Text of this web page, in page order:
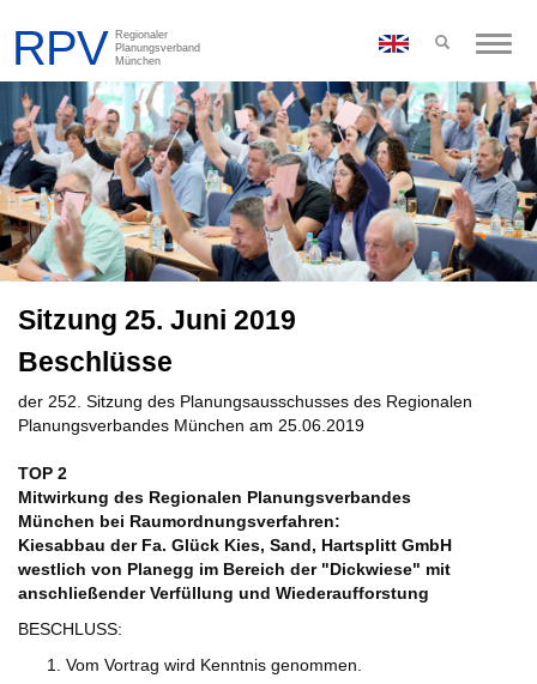
Toggle
Sitzung 25. Juni 2019
Beschlüsse
der 252. Sitzung des Planungsausschusses des Regionalen
Planungsverbandes München am 25.06.2019
TOP 2
Mitwirkung des Regionalen Planungsverbandes
München bei Raumordnungsverfahren:
Kiesabbau der Fa. Glück Kies, Sand, Hartsplitt GmbH
westlich von Planegg im Bereich der "Dickwiese" mit
anschließender Verfüllung und Wiederaufforstung
BESCHLUSS:
Vom Vortrag wird Kenntnis genommen.